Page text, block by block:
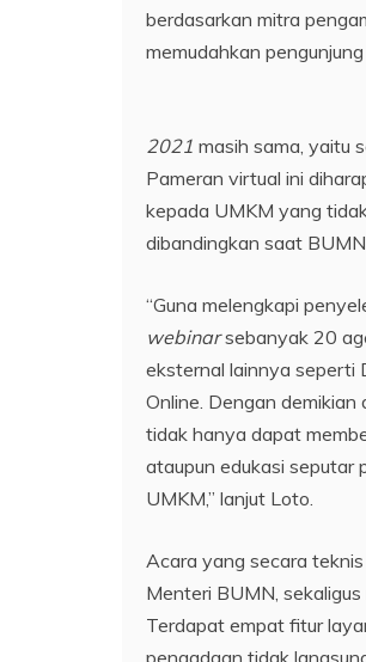
berdasarkan mitra
memudahkan
2021 masih sama, yaitu
Pameran virtual ini
kepada UMKM yang
dibandingkan saat
“Guna melengkapi
webinarsebanyak 20
eksternal lainnya seperti
Online. Dengan
tidak hanya dapat
ataupun edukasi seputar
UMKM,” lanjut Loto.
Acara yang secara
Menteri BUMN,
Terdapat empat fitur
pengadaan tidak